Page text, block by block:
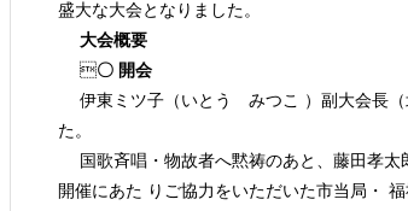
盛大な大会となりました。
大会概要
〇 開会
伊東ミツ子（いとう みつこ ）副大会長（
た。
国歌斉唱・物故者へ黙祷のあと、藤田孝
開催にあた りご協力をいただいた市当局・